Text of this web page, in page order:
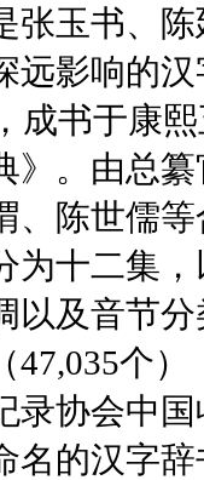
玉书、陈
远影响的
成书于康
》。由总
、陈世儒
为十二集
以及音节
47,035个
录协会中
名的汉字辞